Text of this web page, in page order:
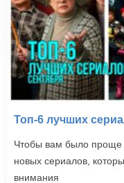
Топ-6 лучших
Чтобы вам было проще
новых сериалов,
внимания